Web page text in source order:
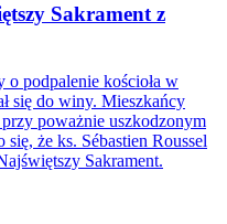
Sakrament z
o podpalenie kościoła w
się do winy. Mieszkańcy
poważnie uszkodzonym
że ks. Sébastien Roussel
Sakrament.